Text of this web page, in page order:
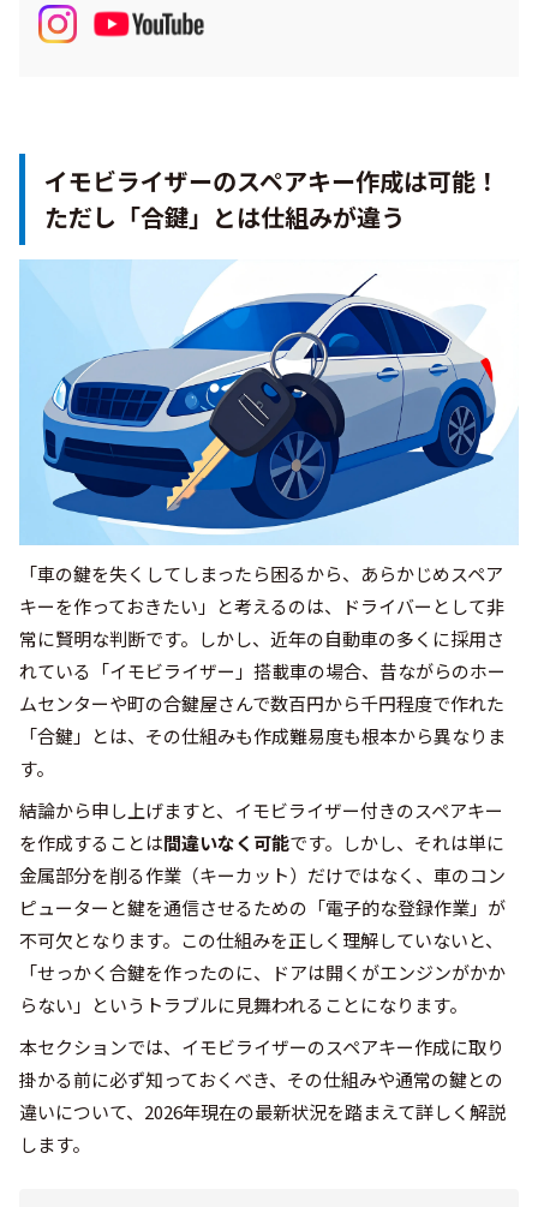
イモビライザーのスペアキー作成は可能！
ただし「合鍵」とは仕組みが違う
「車の鍵を失くしてしまったら困るから、あらかじめスペア
キーを作っておきたい」と考えるのは、ドライバーとして非
常に賢明な判断です。しかし、近年の自動車の多くに採用さ
れている「イモビライザー」搭載車の場合、昔ながらのホー
ムセンターや町の合鍵屋さんで数百円から千円程度で作れた
「合鍵」とは、その仕組みも作成難易度も根本から異なりま
す。
結論から申し上げますと、イモビライザー付きのスペアキー
を作成することは間違いなく可能です。しかし、それは単に
金属部分を削る作業（キーカット）だけではなく、車のコン
ピューターと鍵を通信させるための「電子的な登録作業」が
不可欠となります。この仕組みを正しく理解していないと、
「せっかく合鍵を作ったのに、ドアは開くがエンジンがかか
らない」というトラブルに見舞われることになります。
本セクションでは、イモビライザーのスペアキー作成に取り
掛かる前に必ず知っておくべき、その仕組みや通常の鍵との
違いについて、2026年現在の最新状況を踏まえて詳しく解説
します。